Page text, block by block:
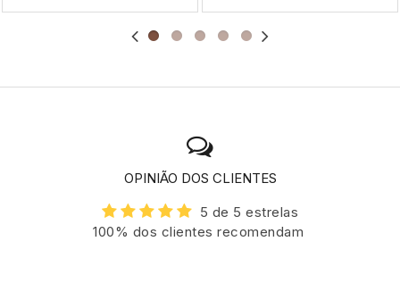
OPINIÃO DOS CLIENTES
5 de 5 estrelas
100% dos clientes recomendam